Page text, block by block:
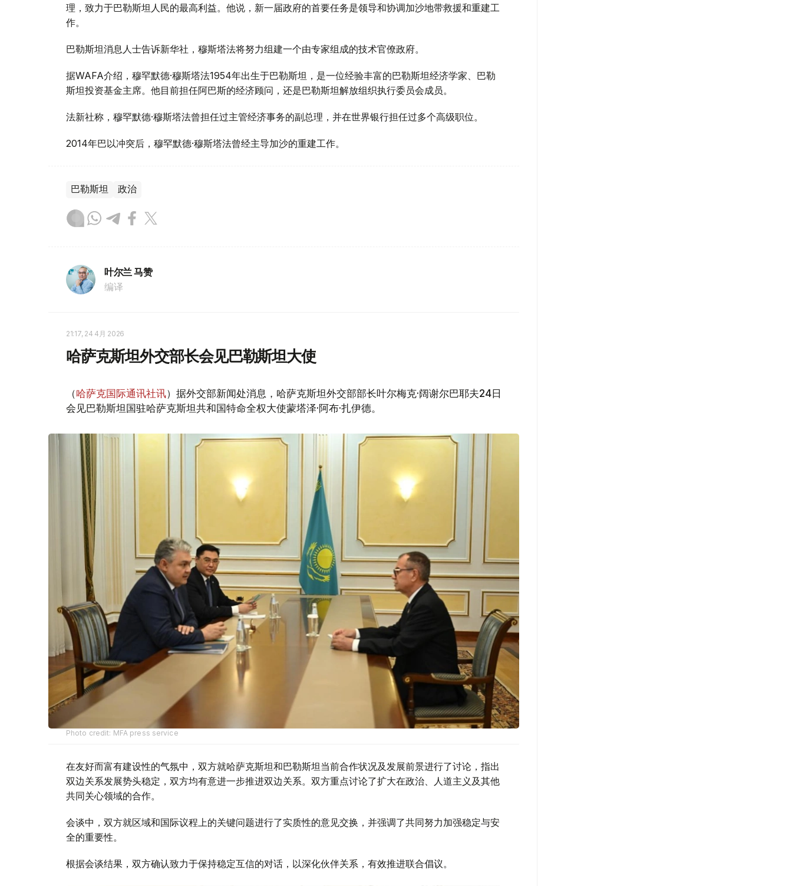
理，致力于巴勒斯坦人民的最高利益。他说，新一届政府的首要任务是领导和协调加沙地带救援和重建工
作。
巴勒斯坦消息人士告诉新华社，穆斯塔法将努力组建一个由专家组成的技术官僚政府。
据WAFA介绍，穆罕默德·穆斯塔法1954年出生于巴勒斯坦，是一位经验丰富的巴勒斯坦经济学家、巴勒
斯坦投资基金主席。他目前担任阿巴斯的经济顾问，还是巴勒斯坦解放组织执行委员会成员。
法新社称，穆罕默德·穆斯塔法曾担任过主管经济事务的副总理，并在世界银行担任过多个高级职位。
2014年巴以冲突后，穆罕默德·穆斯塔法曾经主导加沙的重建工作。
巴勒斯坦 政治
叶尔兰 马赞
编译
21:17, 24 4月 2026
哈萨克斯坦外交部长会见巴勒斯坦大使
（哈萨克国际通讯社讯）据外交部新闻处消息，哈萨克斯坦外交部部长叶尔梅克·阔谢尔巴耶夫24日
会见巴勒斯坦国驻哈萨克斯坦共和国特命全权大使蒙塔泽·阿布·扎伊德。
Photo credit: MFA press service
在友好而富有建设性的气氛中，双方就哈萨克斯坦和巴勒斯坦当前合作状况及发展前景进行了讨论，指出
双边关系发展势头稳定，双方均有意进一步推进双边关系。双方重点讨论了扩大在政治、人道主义及其他
共同关心领域的合作。
会谈中，双方就区域和国际议程上的关键问题进行了实质性的意见交换，并强调了共同努力加强稳定与安
全的重要性。
根据会谈结果，双方确认致力于保持稳定互信的对话，以深化伙伴关系，有效推进联合倡议。